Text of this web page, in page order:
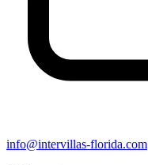
info@intervillas-florida.com